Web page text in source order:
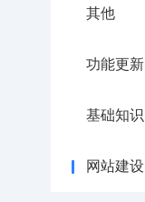
其他
功能更新
基础知识
网站建设